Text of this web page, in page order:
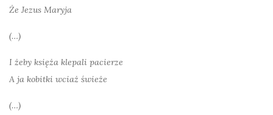
Że Jezus Maryja
(…)
I żeby księża klepali pacierze
A ja kobitki wciaż świeże
(…)